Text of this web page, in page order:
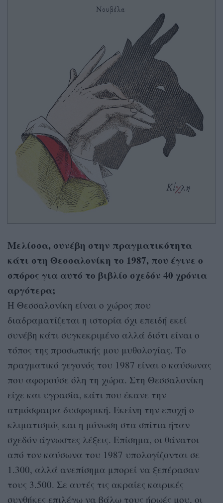
Μελίσσα, συνέβη στην πραγματικότητα
κάτι στη Θεσσαλονίκη το 1987, που έγινε ο
σπόρος για αυτό το βιβλίο σχεδόν 40 χρόνια
αργότερα;
Η Θεσσαλονίκη είναι ο χώρος που
διαδραματίζεται η ιστορία όχι επειδή εκεί
συνέβη κάτι συγκεκριμένο αλλά διότι είναι ο
τόπος της προσωπικής μου μυθολογίας. Το
πραγματικό γεγονός του 1987 είναι ο καύσωνας
που αφορούσε όλη τη χώρα. Στη Θεσσαλονίκη
είχε και υγρασία, κάτι που έκανε την
ατμόσφαιρα δυσφορική. Εκείνη την εποχή ο
κλιματισμός και η μόνωση στα σπίτια ήταν
σχεδόν άγνωστες λέξεις. Επίσημα, οι θάνατοι
από τον καύσωνα του 1987 υπολογίζονται σε
1.300, αλλά ανεπίσημα μπορεί να ξεπέρασαν
τους 3.500. Σε αυτές τις ακραίες καιρικές
συνθήκες επιλέγω να βάλω τους ήρωές μου, οι